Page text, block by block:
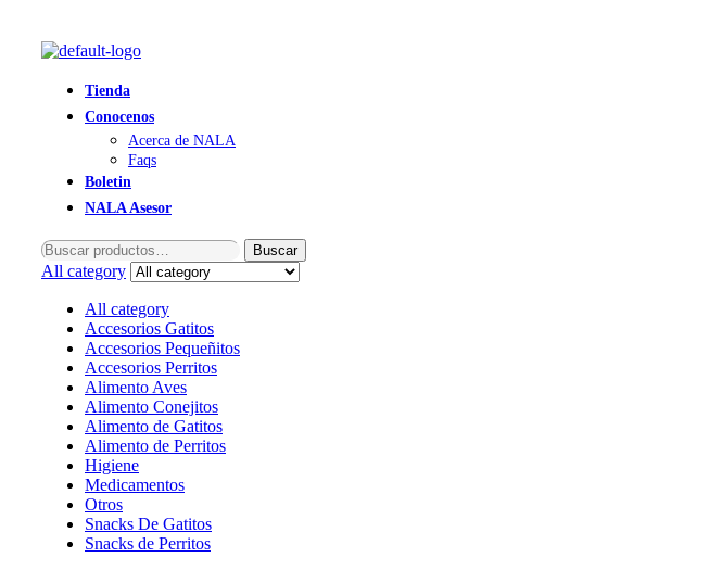
Tienda
Conocenos
Acerca de NALA
Faqs
Boletin
NALA Asesor
Buscar
por:
Buscar
All category
All category
Accesorios Gatitos
Accesorios Pequeñitos
Accesorios Perritos
Alimento Aves
Alimento Conejitos
Alimento de Gatitos
Alimento de Perritos
Higiene
Medicamentos
Otros
Snacks De Gatitos
Snacks de Perritos